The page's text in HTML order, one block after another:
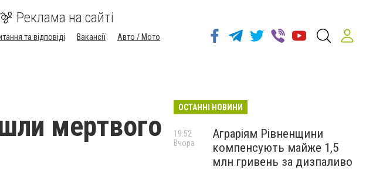
Реклама на сайті
та відповіді Вакансії
Авто / Мото
мертвого
ОСТАННІ НОВИНИ
Аграріям Рівненщини
компенсують майже 1,5
млн гривень за дизпаливо
19:52
Вчора